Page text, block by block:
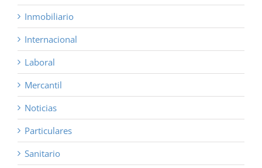
Inmobiliario
Internacional
Laboral
Mercantil
Noticias
Particulares
Sanitario